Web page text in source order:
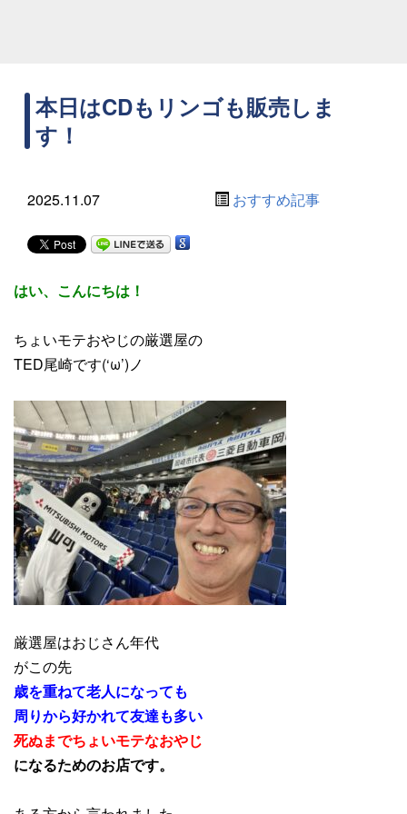
本日はCDもリンゴも販売しま
す！
2025.11.07 おすすめ記事
はい、こんにちは！
ちょいモテおやじの厳選屋の
TED尾崎です(‘ω’)ノ
厳選屋はおじさん年代
がこの先
歳を重ねて老人になっても
周りから好かれて友達も多い
死ぬまでちょいモテなおやじ
になるためのお店です。